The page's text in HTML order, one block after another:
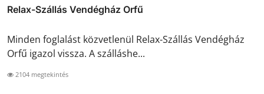
Relax-Szállás Vendégház Orfű
Minden foglalást közvetlenül Relax-Szállás Vendégház
Orfű igazol vissza. A szálláshe...
2104 megtekintés